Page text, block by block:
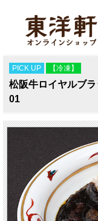
PICK UP 【冷凍】
松阪牛ロイヤルブ
01